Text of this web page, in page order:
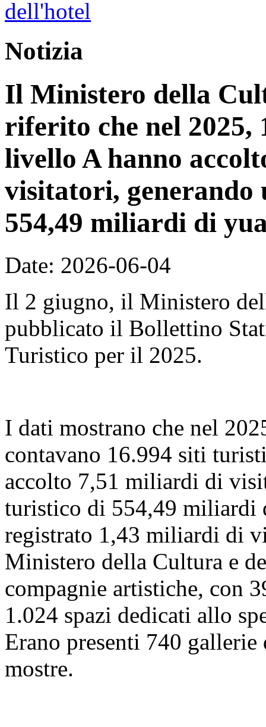
Notizia
Il Ministero della
riferito che nel
livello A hanno
visitatori,
554,49 miliardi di
Date: 2026-06-04
Il 2 giugno, il Ministero
pubblicato il Bollettino
Turistico per il 2025.
I dati mostrano che nel
contavano 16.994 siti
accolto 7,51 miliardi di
turistico di 554,49 miliardi
registrato 1,43 miliardi di
Ministero della Cultura e
compagnie artistiche, con
1.024 spazi dedicati allo
Erano presenti 740
mostre.